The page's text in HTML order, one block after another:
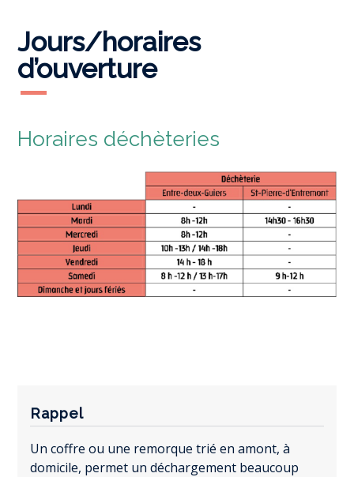
Jours/horaires
d’ouverture
Horaires déchèteries
Rappel
Un coffre ou une remorque trié en amont, à
domicile, permet un déchargement beaucoup